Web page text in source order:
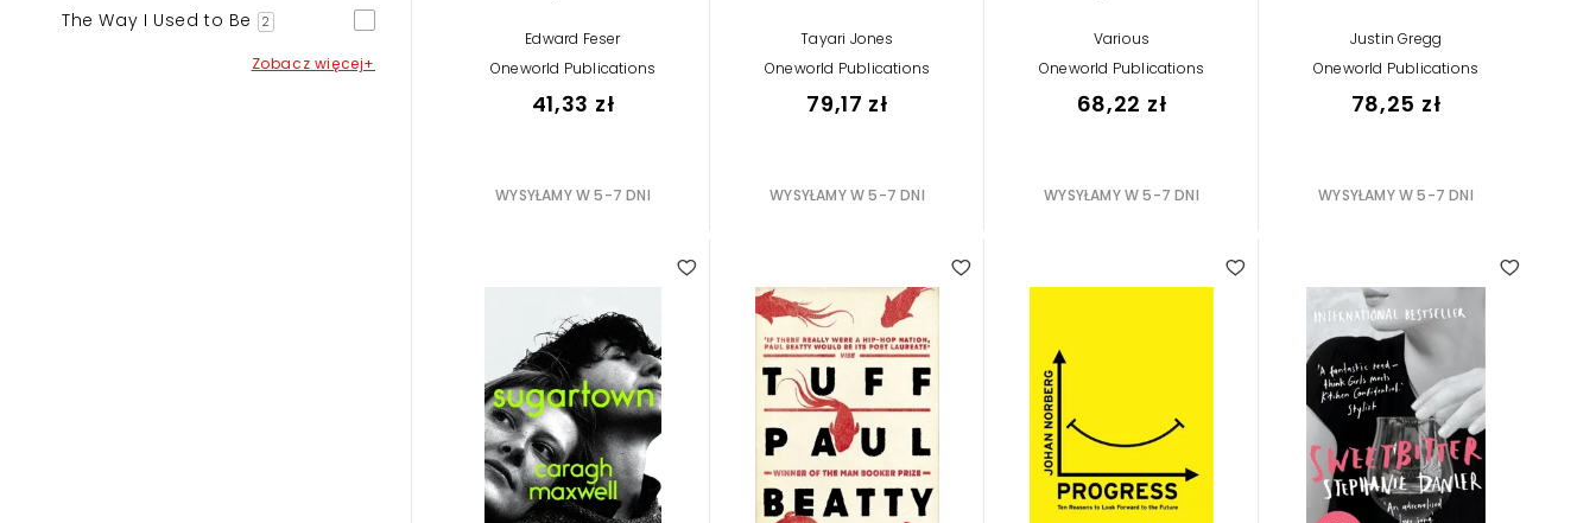
The Way I Used to Be 2
Zobacz więcej+
Edward Feser
Oneworld Publications
41,33 zł
WYSYŁAMY W 5-7 DNI
Tayari Jones
Oneworld Publications
79,17 zł
WYSYŁAMY W 5-7 DNI
Various
Oneworld Publications
68,22 zł
WYSYŁAMY W 5-7 DNI
Justin Gregg
Oneworld Publications
78,25 zł
WYSYŁAMY W 5-7 DNI